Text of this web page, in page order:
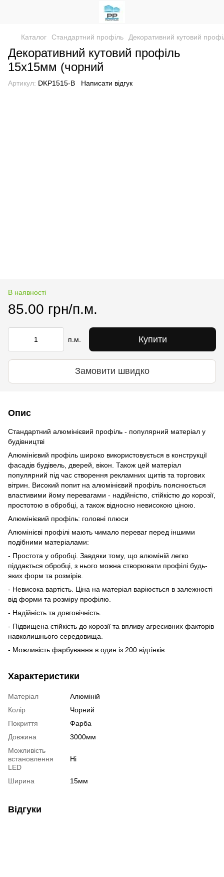
Каталог Стандартний профіль Декоративний кутовий
Декоративний кутовий профіль
15х15мм (чорний
Артикул: DKP1515-B Написати відгук
В наявності
85.00 грн/п.м.
п.м. Купити
Замовити швидко
Опис
Стандартний алюмінієвий профіль - популярний матеріал у
будівництві
Алюмінієвий профіль широко використовується в конструкції
фасадів будівель, дверей, вікон. Також цей матеріал
популярний під час створення рекламних щитів та торгових
вітрин. Високий попит на алюмінієвий профіль пояснюється
властивими йому перевагами - надійністю, стійкістю до корозії,
простотою в обробці, а також відносно невисокою ціною.
Алюмінієвий профіль: головні плюси
Алюмінієві профілі мають чимало переваг перед іншими
подібними матеріалами:
- Простота у обробці. Завдяки тому, що алюміній легко
піддається обробці, з нього можна створювати профілі будь-
яких форм та розмірів.
- Невисока вартість. Ціна на матеріал варіюється в залежності
від форми та розміру профілю.
- Надійність та довговічність.
- Підвищена стійкість до корозії та впливу агресивних факторів
навколишнього середовища.
- Можливість фарбування в один із 200 відтінків.
Характеристики
Матеріал
Алюміній
Колір
Чорний
Покриття
Фарба
Довжина
3000мм
Можливість
встановлення
LED
Ні
Ширина 15мм
Відгуки